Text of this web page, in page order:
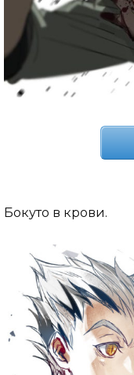
Бокуто в крови.